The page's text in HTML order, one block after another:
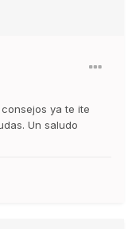
ya te ite
Un saludo